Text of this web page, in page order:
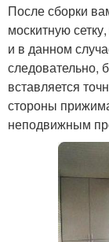
После сборки
москитную
и в данном
следовательно,
вставляется
стороны
неподвижным